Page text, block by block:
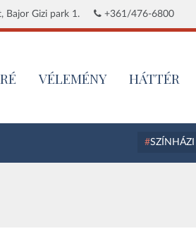
Bajor Gizi park 1. +361/476-6800
VÉLEMÉNY HÁTTÉR